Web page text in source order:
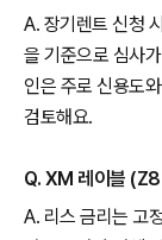
A. 장기렌트 신청
을 기준으로 심사
인은 주로 신용도
검토해요.
Q. XM 레이블
A. 리스 금리는 고